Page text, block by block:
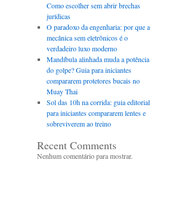
Como escolher sem abrir brechas
jurídicas
O paradoxo da engenharia: por que a
mecânica sem eletrônicos é o
verdadeiro luxo moderno
Mandíbula alinhada muda a potência
do golpe? Guia para iniciantes
compararem protetores bucais no
Muay Thai
Sol das 10h na corrida: guia editorial
para iniciantes compararem lentes e
sobreviverem ao treino
Recent Comments
Nenhum comentário para mostrar.